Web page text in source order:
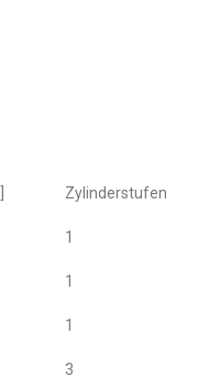
Zylinderstufen
1
1
1
3